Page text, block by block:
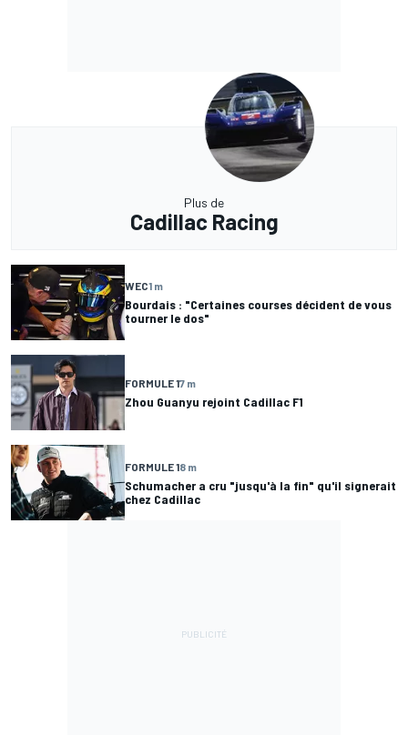
Plus de
Cadillac Racing
WEC1 m
Bourdais : "Certaines courses décident de vous
tourner le dos"
FORMULE 17 m
Zhou Guanyu rejoint Cadillac F1
FORMULE 18 m
Schumacher a cru "jusqu'à la fin" qu'il signerait
chez Cadillac